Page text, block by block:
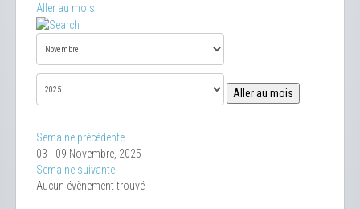
Aller au mois
Aller au mois
Semaine précédente
03 - 09 Novembre, 2025
Semaine suivante
Aucun évènement trouvé